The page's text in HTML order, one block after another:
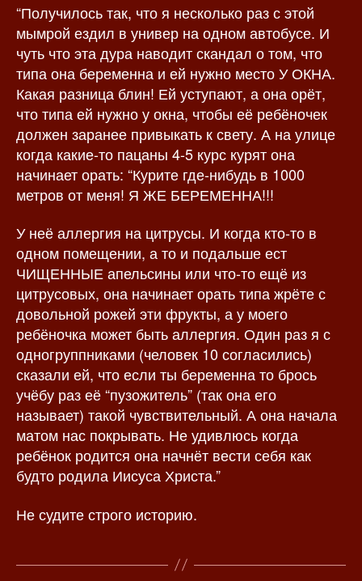
“Получилось так, что я несколько раз с этой
мымрой ездил в универ на одном автобусе. И
чуть что эта дура наводит скандал о том, что
типа она беременна и ей нужно место У ОКНА.
Какая разница блин! Ей уступают, а она орёт,
что типа ей нужно у окна, чтобы её ребёночек
должен заранее привыкать к свету. А на улице
когда какие-то пацаны 4-5 курс курят она
начинает орать: “Курите где-нибудь в 1000
метров от меня! Я ЖЕ БЕРЕМЕННА!!!
У неё аллергия на цитрусы. И когда кто-то в
одном помещении, а то и подальше ест
ЧИЩЕННЫЕ апельсины или что-то ещё из
цитрусовых, она начинает орать типа жрёте с
довольной рожей эти фрукты, а у моего
ребёночка может быть аллергия. Один раз я с
одногруппниками (человек 10 согласились)
сказали ей, что если ты беременна то брось
учёбу раз её “пузожитель” (так она его
называет) такой чувствительный. А она начала
матом нас покрывать. Не удивлюсь когда
ребёнок родится она начнёт вести себя как
будто родила Иисуса Христа.”
Не судите строго историю.